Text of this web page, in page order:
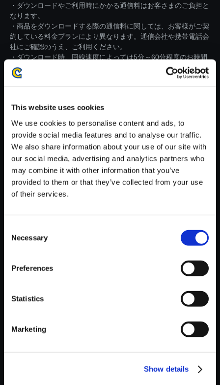
This website uses cookies
We use cookies to personalise content and ads, to
provide social media features and to analyse our traffic.
We also share information about your use of our site with
our social media, advertising and analytics partners who
may combine it with other information that you’ve
provided to them or that they’ve collected from your use
of their services.
Selection
Necessary
Preferences
Statistics
Marketing
Show details
・ダウンロードやご利用時にかかる通信料はお客さまのご負担と
なります。
・商品をダウンロードする際の通信料に関しては、お客様がご契
約している料金プランにより異なります。通信会社や携帯電話会
社にご確認のうえ、ご利用ください。
・ダウンロード時、回線速度によっては5分～60分程度のお時間
がかかる場合がございます。
※ご購入いただいたファイルのダウンロードの際には、通信環境
が安定しているWifi環境でお試しください。
【単曲】逆転裁判6 オリジナ
ル・サウンドトラック 希月心音
～法廷の革命児 2016
おすすめ商品